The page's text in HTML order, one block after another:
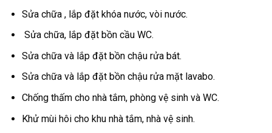
Sửa chữa , lắp đặt khóa nước, vòi nước.
Sửa chữa, lắp đặt bồn cầu WC.
Sửa chữa và lắp đặt bồn chậu rửa bát.
Sửa chữa và lắp đặt bồn chậu rửa mặt lavabo.
Chống thấm cho nhà tắm, phòng vệ sinh và WC.
Khử mùi hôi cho khu nhà tắm, nhà vệ sinh.